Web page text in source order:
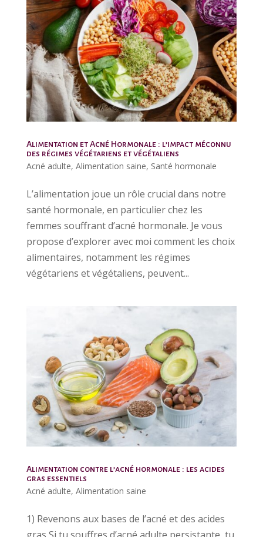
Alimentation et Acné Hormonale : l’impact méconnu
des régimes végétariens et végétaliens
Acné adulte, Alimentation saine, Santé hormonale
L’alimentation joue un rôle crucial dans notre
santé hormonale, en particulier chez les
femmes souffrant d’acné hormonale. Je vous
propose d’explorer avec moi comment les choix
alimentaires, notamment les régimes
végétariens et végétaliens, peuvent...
Alimentation contre l’acné hormonale : les acides
gras essentiels
Acné adulte, Alimentation saine
1) Revenons aux bases de l’acné et des acides